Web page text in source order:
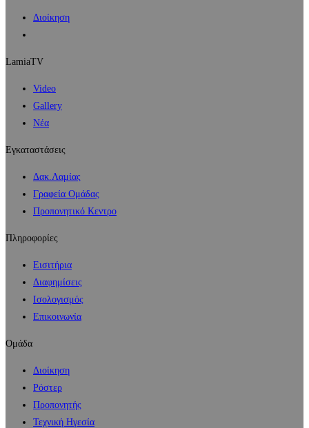
Διοίκηση
LamiaTV
Video
Gallery
Νέα
Εγκαταστάσεις
Δακ.Λαμίας
Γραφεία Ομάδας
Προπονητικό Κεντρο
Πληροφορίες
Εισιτήρια
Διαφημίσεις
Ισολογισμός
Επικοινωνία
Ομάδα
Διοίκηση
Ρόστερ
Προπονητής
Τεχνική Ηγεσία